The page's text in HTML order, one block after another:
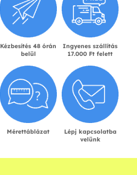
Kézbesítés 48 órán
belül
Ingyenes szállítás
17.000 Ft felett
Mérettáblázat
Lépj kapcsolatba
velünk